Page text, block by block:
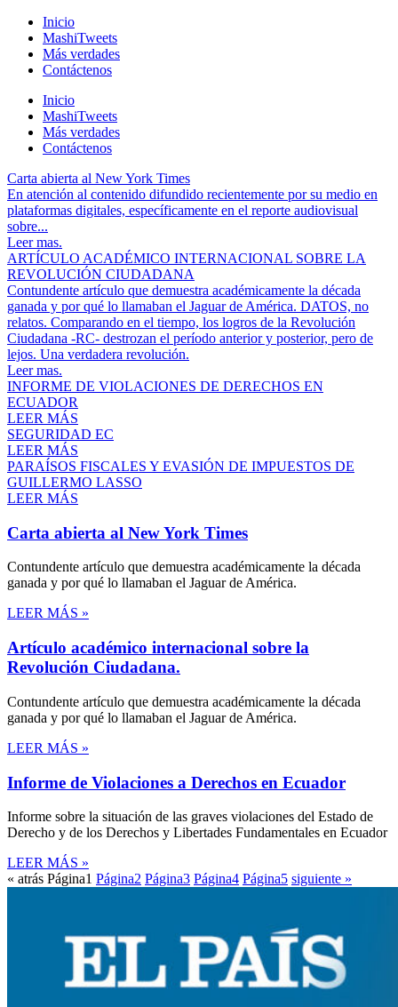
Inicio
MashiTweets
Más verdades
Contáctenos
Inicio
MashiTweets
Más verdades
Contáctenos
Carta abierta al New York Times
En atención al contenido difundido recientemente por su medio en
plataformas digitales, específicamente en el reporte audiovisual
sobre...
Leer mas.
ARTÍCULO ACADÉMICO INTERNACIONAL SOBRE LA
REVOLUCIÓN CIUDADANA
Contundente artículo que demuestra académicamente la década
ganada y por qué lo llamaban el Jaguar de América. DATOS, no
relatos. Comparando en el tiempo, los logros de la Revolución
Ciudadana -RC- destrozan el período anterior y posterior, pero de
lejos. Una verdadera revolución.
Leer mas.
INFORME DE VIOLACIONES DE DERECHOS EN
ECUADOR
LEER MÁS
SEGURIDAD EC
LEER MÁS
PARAÍSOS FISCALES Y EVASIÓN DE IMPUESTOS DE
GUILLERMO LASSO
LEER MÁS
Carta abierta al New York Times
Contundente artículo que demuestra académicamente la década
ganada y por qué lo llamaban el Jaguar de América.
LEER MÁS »
Artículo académico internacional sobre la
Revolución Ciudadana.
Contundente artículo que demuestra académicamente la década
ganada y por qué lo llamaban el Jaguar de América.
LEER MÁS »
Informe de Violaciones a Derechos en Ecuador
Informe sobre la situación de las graves violaciones del Estado de
Derecho y de los Derechos y Libertades Fundamentales en Ecuador
LEER MÁS »
« atrás Página1 Página2 Página3 Página4 Página5 siguiente »